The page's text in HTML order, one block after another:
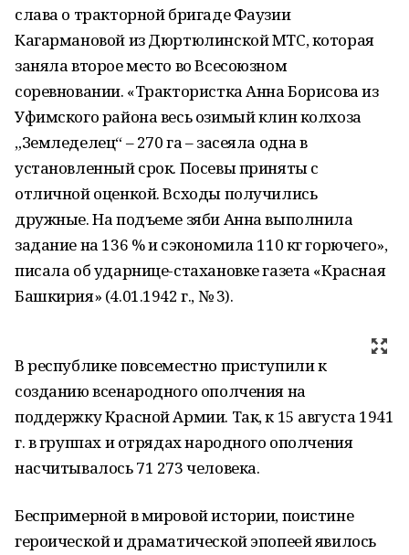
слава о тракторной бригаде Фаузии
Кагармановой из Дюртюлинской МТС, которая
заняла второе место во Всесоюзном
соревновании. «Трактористка Анна Борисова из
Уфимского района весь озимый клин колхоза
„Земледелец“ – 270 га – засеяла одна в
установленный срок. Посевы приняты с
отличной оценкой. Всходы получились
дружные. На подъеме зяби Анна выполнила
задание на 136 % и сэкономила 110 кг горючего»,
писала об ударнице-стахановке газета «Красная
Башкирия» (4.01.1942 г., № 3).
В республике повсеместно приступили к
созданию всенародного ополчения на
поддержку Красной Армии. Так, к 15 августа 1941
г. в группах и отрядах народного ополчения
насчитывалось 71 273 человека.
Беспримерной в мировой истории, поистине
героической и драматической эпопеей явилось